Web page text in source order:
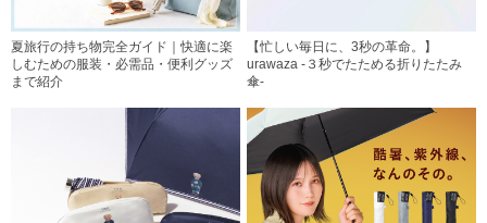
夏旅行の持ち物完全ガイド｜快適に楽
しむための服装・必需品・便利グッズ
まで紹介
【忙しい毎日に、3秒の革命。】
urawaza -３秒でたためる折りたたみ
傘-